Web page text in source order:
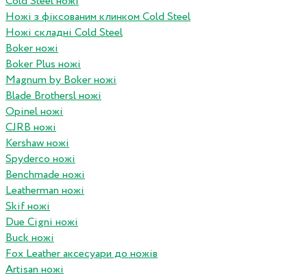
Ножі з фіксованим клинком Cold Steel
Ножі складні Cold Steel
Boker ножі
Boker Plus ножі
Magnum by Boker ножі
Blade Brothersl ножі
Opinel ножі
CJRB ножі
Kershaw ножі
Spyderco ножі
Benchmade ножі
Leatherman ножі
Skif ножі
Due Cigni ножі
Buck ножі
Fox Leather аксесуари до ножів
Artisan ножі